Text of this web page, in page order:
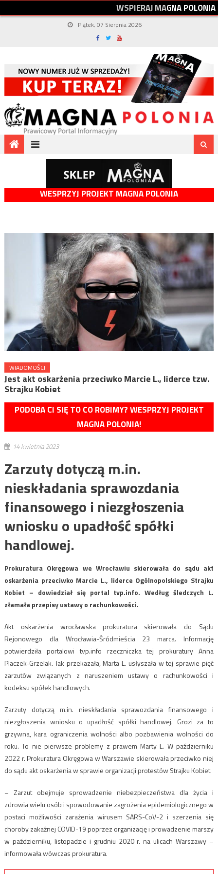
WSPIERAJMAGNAPOLONIA
Piątek, 07 Sierpnia 2026
WESPRZYJ PROJEKT MAGNA POLONIA
WIADOMOŚCI
Jest akt oskarżenia przeciwko Marcie L., liderce tzw.
Strajku Kobiet
PODOBA CI SIĘ TO CO ROBIMY? WESPRZYJ PROJEKT
MAGNA POLONIA!
14 kwietnia 2023
Zarzuty dotyczą m.in.
nieskładania sprawozdania
finansowego i niezgłoszenia
wniosku o upadłość spółki
handlowej.
Prokuratura Okręgowa we Wrocławiu skierowała do sądu akt
oskarżenia przeciwko Marcie L., liderce Ogólnopolskiego Strajku
Kobiet – dowiedział się portal tvp.info. Według śledczych L.
złamała przepisy ustawy o rachunkowości.
Akt oskarżenia wrocławska prokuratura skierowała do Sądu
Rejonowego dla Wrocławia-Śródmieścia 23 marca. Informację
potwierdziła portalowi tvp.info rzeczniczka tej prokuratury Anna
Placzek-Grzelak. Jak przekazała, Marta L. usłyszała w tej sprawie pięć
zarzutów związanych z naruszeniem ustawy o rachunkowości i
kodeksu spółek handlowych.
Zarzuty dotyczą m.in. nieskładania sprawozdania finansowego i
niezgłoszenia wniosku o upadłość spółki handlowej. Grozi za to
grzywna, kara ograniczenia wolności albo pozbawienia wolności do
roku. To nie pierwsze problemy z prawem Marty L. W październiku
2022 r. Prokuratura Okręgowa w Warszawie skierowała przeciwko niej
do sądu akt oskarżenia w sprawie organizacji protestów Strajku Kobiet.
– Zarzut obejmuje sprowadzenie niebezpieczeństwa dla życia i
zdrowia wielu osób i spowodowanie zagrożenia epidemiologicznego w
postaci możliwości zarażenia wirusem SARS-CoV-2 i szerzenia się
choroby zakaźnej COVID-19 poprzez organizację i prowadzenie marszy
w październiku, listopadzie i grudniu 2020 r. na ulicach Warszawy –
informowała wówczas prokuratura.